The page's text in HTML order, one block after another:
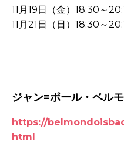
11月19日（金）18:30～
11月21日（日）18:30～
ジャン=ポール・ベル
https://
html